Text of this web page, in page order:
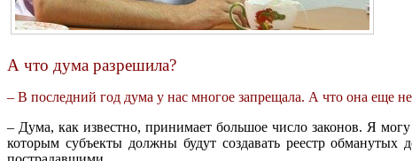
А что дума разрешила?
– В последний год дума у нас многое запрещала. А что она еще
– Дума, как известно, принимает большое число законов. Я
которым субъекты должны будут создавать реестр